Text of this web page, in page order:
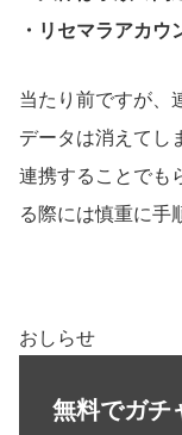
・リセマラアカ
当たり前ですが、
データは消えてし
連携することでも
る際には慎重に手
おしらせ
無料でガチ